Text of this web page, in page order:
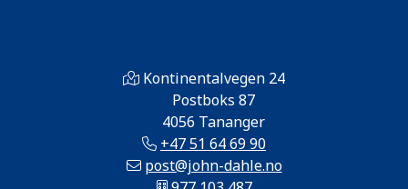
Kontinentalvegen 24
Postboks 87
4056 Tananger
+47 51 64 69 90
post@john-dahle.no